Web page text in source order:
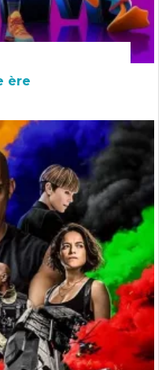
ère